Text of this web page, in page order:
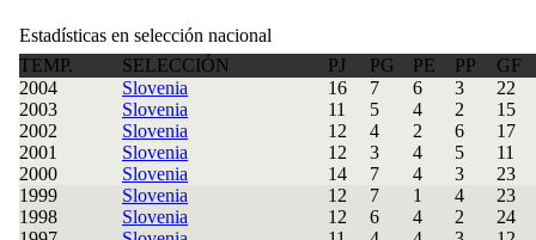
Estadísticas en selección nacional
TEMP.
SELECCIÓN PJ PG PE PP
GF
2004
Slovenia 16 7 6 3
22
2003
Slovenia 11 5 4 2
15
2002
Slovenia 12 4 2 6
17
2001
Slovenia 12 3 4 5
11
2000
Slovenia 14 7 4 3
23
1999
Slovenia 12 7 1 4
23
1998
Slovenia 12 6 4 2
24